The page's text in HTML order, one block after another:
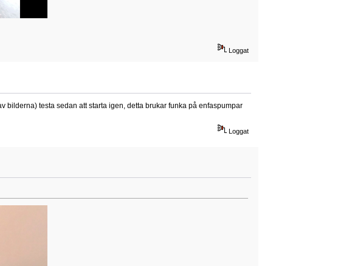
Loggat
bilderna) testa sedan att starta igen, detta brukar funka på enfaspumpar
Loggat